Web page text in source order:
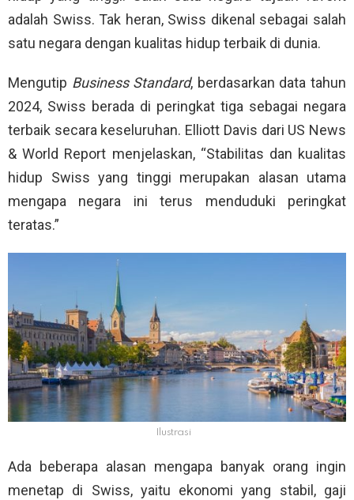
adalah Swiss. Tak heran, Swiss dikenal sebagai salah
satu negara dengan kualitas hidup terbaik di dunia.
Mengutip Business Standard, berdasarkan data tahun
2024, Swiss berada di peringkat tiga sebagai negara
terbaik secara keseluruhan. Elliott Davis dari US News
& World Report menjelaskan, “Stabilitas dan kualitas
hidup Swiss yang tinggi merupakan alasan utama
mengapa negara ini terus menduduki peringkat
teratas.”
Ilustrasi
Ada beberapa alasan mengapa banyak orang ingin
menetap di Swiss, yaitu ekonomi yang stabil, gaji